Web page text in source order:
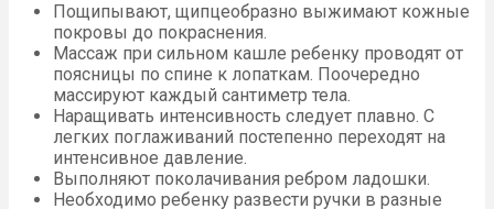
Пощипывают, щипцеобразно выжимают кожные
покровы до покраснения.
Массаж при сильном кашле ребенку проводят от
поясницы по спине к лопаткам. Поочередно
массируют каждый сантиметр тела.
Наращивать интенсивность следует плавно. С
легких поглаживаний постепенно переходят на
интенсивное давление.
Выполняют поколачивания ребром ладошки.
Необходимо ребенку развести ручки в разные